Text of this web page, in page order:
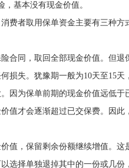
基本没有现金价值。
费者取用保单资金主要有三种
合同，取回全部现金价值。但
损失。犹豫期一般为10天至15
因为保单前期的现金价值远低
值才会逐渐超过已交保费。因
值，保留剩余份额继续增值。
选择单独退掉其中的一份或几